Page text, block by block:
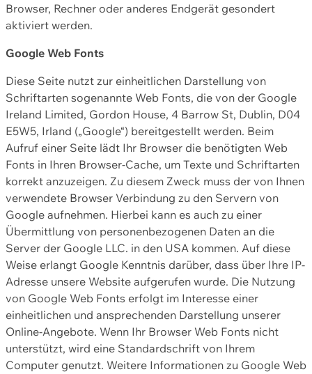
Browser, Rechner oder anderes Endgerät gesondert
aktiviert werden.
Google Web Fonts
Diese Seite nutzt zur einheitlichen Darstellung von
Schriftarten sogenannte Web Fonts, die von der Google
Ireland Limited, Gordon House, 4 Barrow St, Dublin, D04
E5W5, Irland („Google“) bereitgestellt werden. Beim
Aufruf einer Seite lädt Ihr Browser die benötigten Web
Fonts in Ihren Browser-Cache, um Texte und Schriftarten
korrekt anzuzeigen. Zu diesem Zweck muss der von Ihnen
verwendete Browser Verbindung zu den Servern von
Google aufnehmen. Hierbei kann es auch zu einer
Übermittlung von personenbezogenen Daten an die
Server der Google LLC. in den USA kommen. Auf diese
Weise erlangt Google Kenntnis darüber, dass über Ihre IP-
Adresse unsere Website aufgerufen wurde. Die Nutzung
von Google Web Fonts erfolgt im Interesse einer
einheitlichen und ansprechenden Darstellung unserer
Online-Angebote. Wenn Ihr Browser Web Fonts nicht
unterstützt, wird eine Standardschrift von Ihrem
Computer genutzt. Weitere Informationen zu Google Web